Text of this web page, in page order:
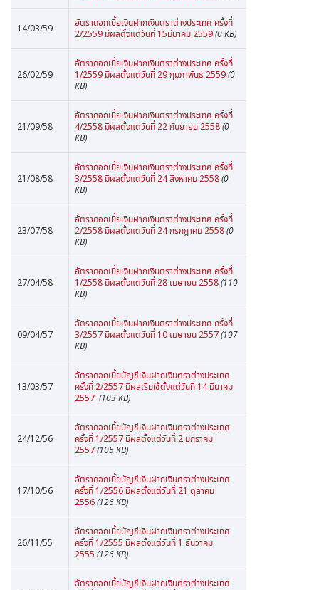
14/03/59
อัตราดอกเบี้ยเงินฝากเงินตราต่างประเทศ ครั้งที่
2/2559 มีผลตั้งแต่วันที่ 15มีนาคม 2559(0 KB)
26/02/59
อัตราดอกเบี้ยเงินฝากเงินตราต่างประเทศ ครั้งที่
1/2559 มีผลตั้งแต่วันที่ 29 กุมภาพันธ์ 2559(0
KB)
21/09/58
อัตราดอกเบี้ยเงินฝากเงินตราต่างประเทศ ครั้งที่
4/2558 มีผลตั้งแต่วันที่ 22 กันยายน 2558(0
KB)
21/08/58
อัตราดอกเบี้ยเงินฝากเงินตราต่างประเทศ ครั้งที่
3/2558 มีผลตั้งแต่วันที่ 24 สิงหาคม 2558(0
KB)
23/07/58
อัตราดอกเบี้ยเงินฝากเงินตราต่างประเทศ ครั้งที่
2/2558 มีผลตั้งแต่วันที่ 24 กรกฎาคม 2558(0
KB)
27/04/58
อัตราดอกเบี้ยเงินฝากเงินตราต่างประเทศ ครั้งที่
1/2558 มีผลตั้งแต่วันที่ 28 เมษายน 2558(110
KB)
09/04/57
อัตราดอกเบี้ยเงินฝากเงินตราต่างประเทศ ครั้งที่
3/2557 มีผลตั้งแต่วันที่ 10 เมษายน 2557(107
KB)
13/03/57
อัตราดอกเบี้ยบัญชีเงินฝากเงินตราต่างประเทศ
ครั้งที่ 2/2557 มีผลเริ่มใช้ตั้งแต่วันที่ 14 มีนาคม
2557 (103 KB)
24/12/56
อัตราดอกเบี้ยบัญชีเงินฝากเงินตราต่างประเทศ
ครั้งที่ 1/2557 มีผลตั้งแต่วันที่ 2 มกราคม
2557(105 KB)
17/10/56
อัตราดอกเบี้ยบัญชีเงินฝากเงินตราต่างประเทศ
ครั้งที่ 1/2556 มีผลตั้งแต่วันที่ 21 ตุลาคม
2556(126 KB)
26/11/55
อัตราดอกเบี้ยบัญชีเงินฝากเงินตราต่างประเทศ
ครั้งที่ 1/2555 มีผลตั้งแต่วันที่ 1 ธันวาคม
2555 (126 KB)
อัตราดอกเบี้ยบัญชีเงินฝากเงินตราต่างประเทศ